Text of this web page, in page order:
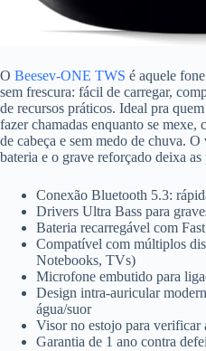
O Beesev-ONE TWS é aquele
sem frescura: fácil de carregar,
de recursos práticos. Ideal pra
fazer chamadas enquanto se
de cabeça e sem medo de chuva.
bateria e o grave reforçado deixa
Conexão Bluetooth 5.3:
Drivers Ultra Bass para
Bateria recarregável com
Compatível com múltiplos
Notebooks, TVs)
Microfone embutido para
Design intra-auricular
água/suor
Visor no estojo para verificar
Garantia de 1 ano contra